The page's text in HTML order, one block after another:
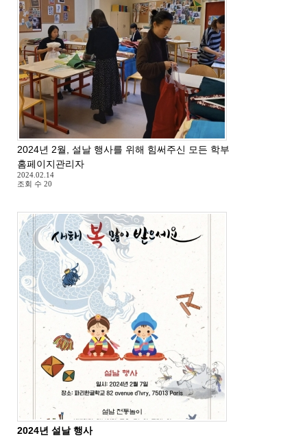
2024년 2월, 설날 행사를 위해 힘써주신 모든 학부모님들께 감사드
홈페이지관리자
2024.02.14
조회 수 20
2024년 설날 행사